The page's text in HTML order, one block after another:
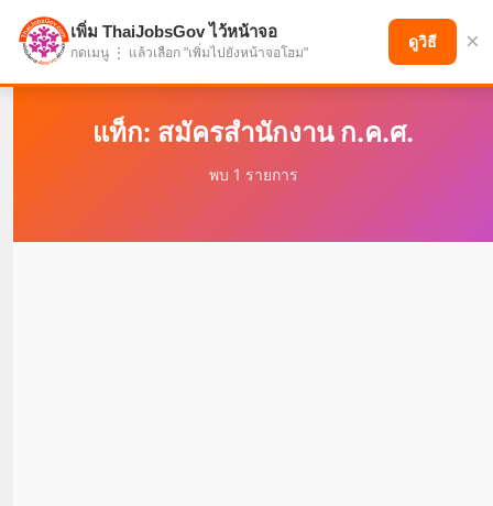
แบ่งปันโอกาส เพื่ออนาคตที่ก้าวหน้า
แท็ก: สมัครสำนักงาน ก.ค.ศ.
พบ 1 รายการ
เพิ่ม ThaiJobsGov ไว้หน้าจอ
กดเมนู ⋮ แล้วเลือก "เพิ่มไปยังหน้าจอโฮม"
ดูวิธี ×